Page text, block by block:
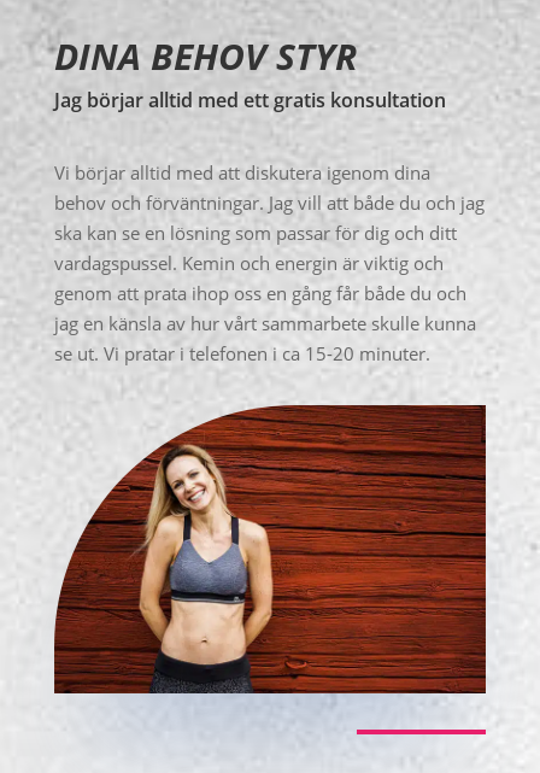
DINA BEHOV STYR
Jag börjar alltid med ett gratis konsultation
Vi börjar alltid med att diskutera igenom dina
behov och förväntningar. Jag vill att både du och jag
ska kan se en lösning som passar för dig och ditt
vardagspussel. Kemin och energin är viktig och
genom att prata ihop oss en gång får både du och
jag en känsla av hur vårt sammarbete skulle kunna
se ut. Vi pratar i telefonen i ca 15-20 minuter.